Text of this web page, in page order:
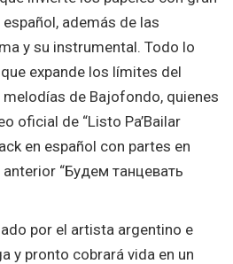
además de las
y su instrumental. Todo lo
expande los límites del
de Bajofondo, quienes
oficial de “Listo Pa’Bailar
en español con partes en
“Будем танцевать
por el artista argentino e
y pronto cobrará vida en un